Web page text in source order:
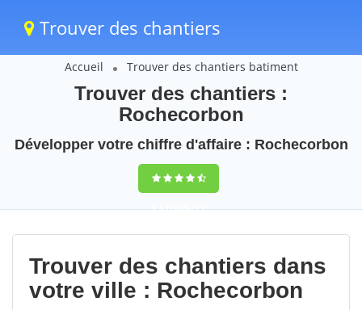
Trouver des chantiers
Accueil Trouver des chantiers batiment
Trouver des chantiers :
Rochecorbon
Développer votre chiffre d'affaire : Rochecorbon
9,5(100%)71
votes
Trouver des chantiers dans
votre ville : Rochecorbon